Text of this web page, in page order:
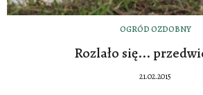
OGRÓD OZDOBNY
Rozlało się...
21.02.2015